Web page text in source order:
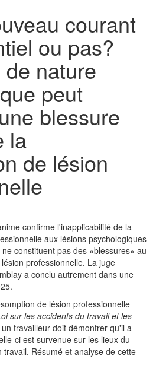
courant
ou pas?
nature
peut
blessure
la
de lésion
confirme l'inapplicabilité de la
aux lésions psychologiques
constituent pas des «blessures» au
professionnelle. La juge
a conclu autrement dans une
de lésion professionnelle
sur les accidents du travail et les
un travailleur doit démontrer qu'il a
ci est survenue sur les lieux du
Résumé et analyse de cette